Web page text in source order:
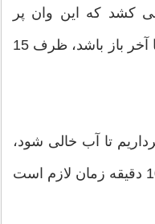
طول می کشد که این وان پر
شود. اگر شیر آب داغ به تنهایی تا آخر باز باشد، ظرف 15
تا آب خالی شود،
در حالتی که وان کاملا پر باشد، 10 دقیقه زمان لازم است